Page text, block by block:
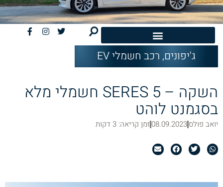
ג'יפונים,רכב חשמלי EV
השקה – SERES 5 חשמלי מלא
בסגמנט לוהט
יואב פולס08.09.2023זמן קריאה: 3 דקות